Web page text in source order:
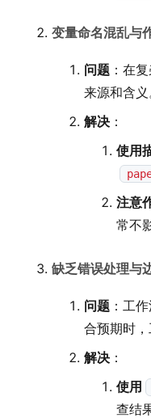
变量命名混乱与
问题 ：在
来源和含
解决 ：
使用
注意
常不
缺乏错误处理与
问题 ：工
合预期时，
解决 ：
使用
查结